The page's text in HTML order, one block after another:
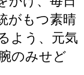
がもつ素晴
よう、元気
のみせど